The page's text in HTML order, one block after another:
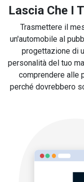
Lascia Che I
Trasmettere il
un'automobile al
progettazione di
personalità del tuo
comprendere alle
perché dovrebbero